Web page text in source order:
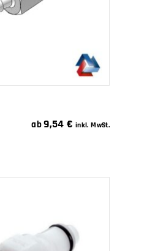
ab9,54€ inkl. MwSt.